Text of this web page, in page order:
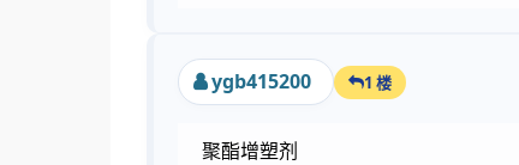
ygb415200 1 楼
聚酯增塑剂